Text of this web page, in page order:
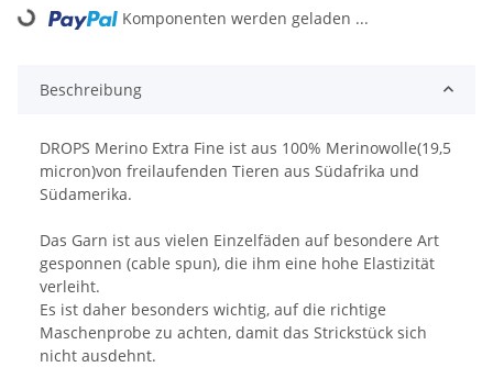
Loading... Komponenten werden geladen ...
Beschreibung
DROPS Merino Extra Fine ist aus 100% Merinowolle(19,5
micron)von freilaufenden Tieren aus Südafrika und
Südamerika.
Das Garn ist aus vielen Einzelfäden auf besondere Art
gesponnen (cable spun), die ihm eine hohe Elastizität
verleiht.
Es ist daher besonders wichtig, auf die richtige
Maschenprobe zu achten, damit das Strickstück sich
nicht ausdehnt.